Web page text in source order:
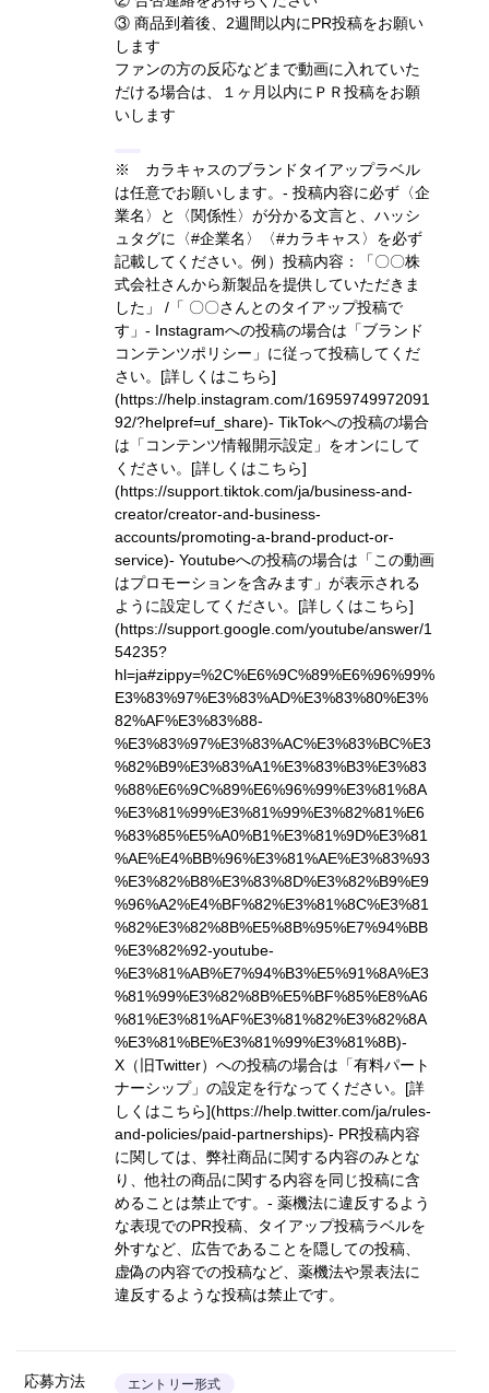
③ 商品到着後、2週間以内にPR投稿をお願い
します
ファンの方の反応などまで動画に入れていた
だける場合は、１ヶ月以内にＰＲ投稿をお願
いします
※ カラキャスのブランドタイアップラベル
は任意でお願いします。- 投稿内容に必ず〈企
業名〉と〈関係性〉が分かる文言と、ハッシ
ュタグに〈#企業名〉〈#カラキャス〉を必ず
記載してください。例）投稿内容：「〇〇株
式会社さんから新製品を提供していただきま
した」 /「 〇〇さんとのタイアップ投稿で
す」 - Instagramへの投稿の場合は「ブランド
コンテンツポリシー」に従って投稿してくだ
さい。 [詳しくはこちら]
(https://help.instagram.com/16959749972091
92/?helpref=uf_share)- TikTokへの投稿の場合
は「コンテンツ情報開示設定」をオンにして
ください。 [詳しくはこちら]
(https://support.tiktok.com/ja/business-and-
creator/creator-and-business-
accounts/promoting-a-brand-product-or-
service)- Youtubeへの投稿の場合は「この動画
はプロモーションを含みます」が表示される
ように設定してください。 [詳しくはこちら]
(https://support.google.com/youtube/answer/1
54235?
hl=ja#zippy=%2C%E6%9C%89%E6%96%99%
E3%83%97%E3%83%AD%E3%83%80%E3%
82%AF%E3%83%88-
%E3%83%97%E3%83%AC%E3%83%BC%E3
%82%B9%E3%83%A1%E3%83%B3%E3%83
%88%E6%9C%89%E6%96%99%E3%81%8A
%E3%81%99%E3%81%99%E3%82%81%E6
%83%85%E5%A0%B1%E3%81%9D%E3%81
%AE%E4%BB%96%E3%81%AE%E3%83%93
%E3%82%B8%E3%83%8D%E3%82%B9%E9
%96%A2%E4%BF%82%E3%81%8C%E3%81
%82%E3%82%8B%E5%8B%95%E7%94%BB
%E3%82%92-youtube-
%E3%81%AB%E7%94%B3%E5%91%8A%E3
%81%99%E3%82%8B%E5%BF%85%E8%A6
%81%E3%81%AF%E3%81%82%E3%82%8A
%E3%81%BE%E3%81%99%E3%81%8B)-
X（旧Twitter）への投稿の場合は「有料パート
ナーシップ」の設定を行なってください。 [詳
しくはこちら](https://help.twitter.com/ja/rules-
and-policies/paid-partnerships)- PR投稿内容
に関しては、弊社商品に関する内容のみとな
り、他社の商品に関する内容を同じ投稿に含
めることは禁止です。- 薬機法に違反するよう
な表現でのPR投稿、タイアップ投稿ラベルを
外すなど、広告であることを隠しての投稿、
虚偽の内容での投稿など、薬機法や景表法に
違反するような投稿は禁止です。
応募方法 エントリー形式